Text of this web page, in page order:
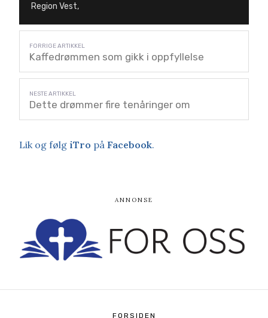
Region Vest,
Kaffedrømmen som gikk i oppfyllelse
Dette drømmer fire tenåringer om
Lik og følg iTro på Facebook.
FORSIDEN